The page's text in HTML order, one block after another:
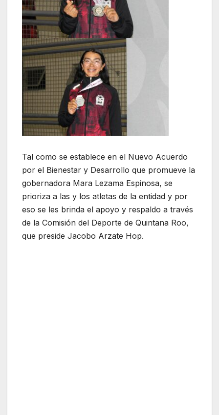
Tal como se establece en el Nuevo Acuerdo
por el Bienestar y Desarrollo que promueve la
gobernadora Mara Lezama Espinosa, se
prioriza a las y los atletas de la entidad y por
eso se les brinda el apoyo y respaldo a través
de la Comisión del Deporte de Quintana Roo,
que preside Jacobo Arzate Hop.